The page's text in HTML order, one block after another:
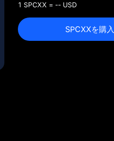
1 SPCXX = -- USD
SPCXXを購入